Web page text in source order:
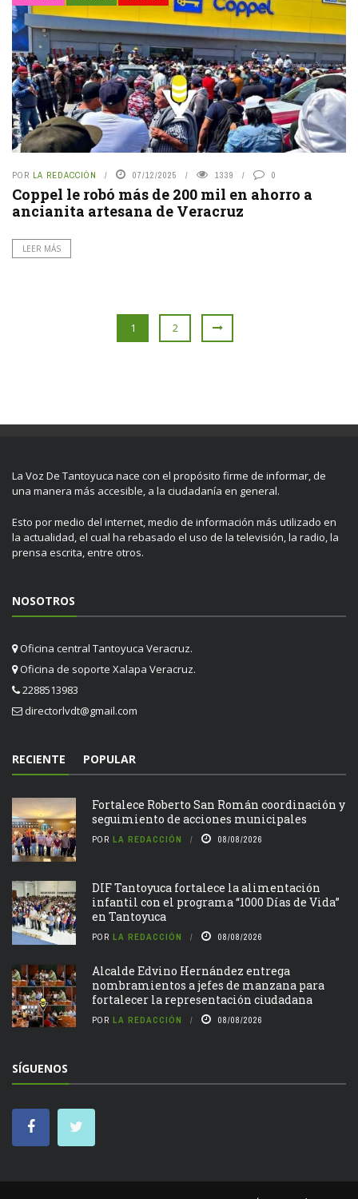
POR LA REDACCIÓN 07/12/2025 1339 0
Coppel le robó más de 200 mil en ahorro a
ancianita artesana de Veracruz
LEER MÁS
1 2
La Voz De Tantoyuca nace con el propósito firme de informar, de
una manera más accesible, a la ciudadanía en general.
Esto por medio del internet, medio de información más utilizado en
la actualidad, el cual ha rebasado el uso de la televisión, la radio, la
prensa escrita, entre otros.
NOSOTROS
Oficina central Tantoyuca Veracruz.
Oficina de soporte Xalapa Veracruz.
2288513983
directorlvdt@gmail.com
RECIENTE POPULAR
Fortalece Roberto San Román coordinación y
seguimiento de acciones municipales
POR LA REDACCIÓN 08/08/2026
DIF Tantoyuca fortalece la alimentación
infantil con el programa “1000 Días de Vida”
en Tantoyuca
POR LA REDACCIÓN 08/08/2026
Alcalde Edvino Hernández entrega
nombramientos a jefes de manzana para
fortalecer la representación ciudadana
POR LA REDACCIÓN 08/08/2026
SÍGUENOS